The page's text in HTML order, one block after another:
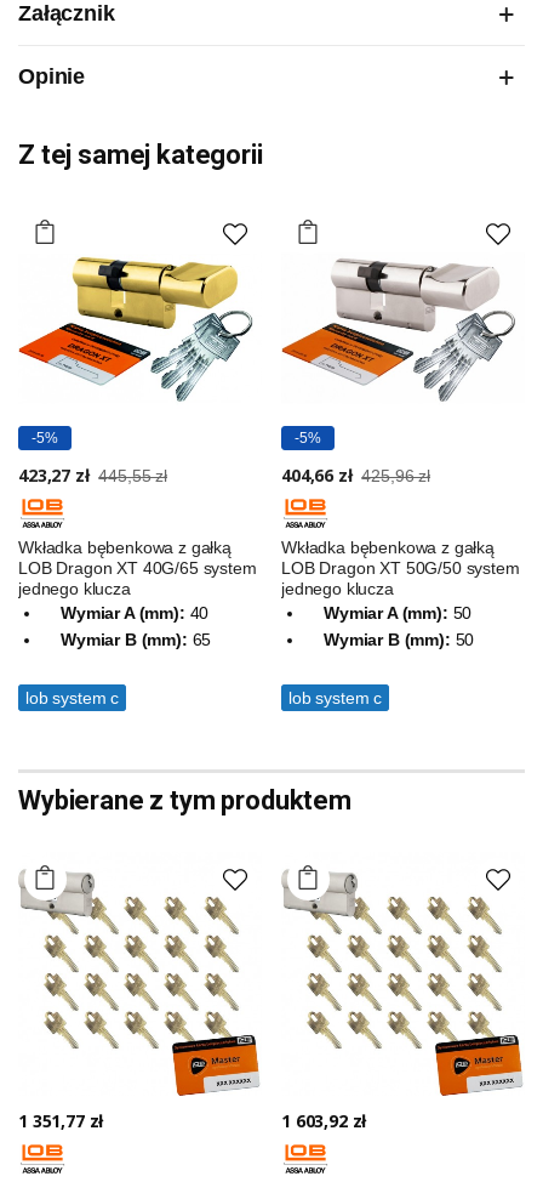
Załącznik
Opinie
Z tej samej kategorii
-5%
423,27 zł 445,55 zł
Wkładka bębenkowa z gałką
LOB Dragon XT 40G/65 system
jednego klucza
Wymiar A (mm): 40
Wymiar B (mm): 65
lob system c
-5%
404,66 zł 425,96 zł
Wkładka bębenkowa z gałką
LOB Dragon XT 50G/50 system
jednego klucza
Wymiar A (mm): 50
Wymiar B (mm): 50
lob system c
Wybierane z tym produktem
1 351,77 zł 1 603,92 zł